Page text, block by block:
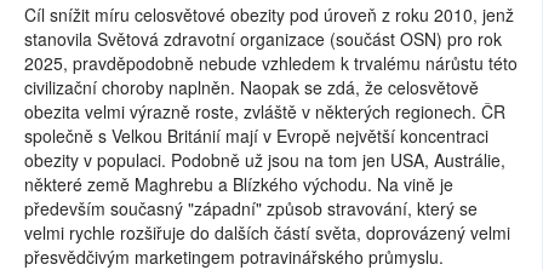
Cíl snížit míru celosvětové obezity pod úroveň z roku 2010, jenž
stanovila Světová zdravotní organizace (součást OSN) pro rok
2025, pravděpodobně nebude vzhledem k trvalému nárůstu této
civilizační choroby naplněn. Naopak se zdá, že celosvětově
obezita velmi výrazně roste, zvláště v některých regionech. ČR
společně s Velkou Británií mají v Evropě největší koncentraci
obezity v populaci. Podobně už jsou na tom jen USA, Austrálie,
některé země Maghrebu a Blízkého východu. Na vině je
především současný "západní" způsob stravování, který se
velmi rychle rozšiřuje do dalších částí světa, doprovázený velmi
přesvědčivým marketingem potravinářského průmyslu.